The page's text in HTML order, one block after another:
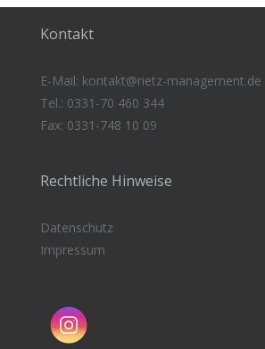
Kontakt
E-Mail: kontakt@rietz-management.de
Tel.: 0331-70 460 344
Fax: 0331-748 10 09
Rechtliche Hinweise
Datenschutz
Impressum